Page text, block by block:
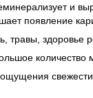
и
появление
травы, здоровье
количество